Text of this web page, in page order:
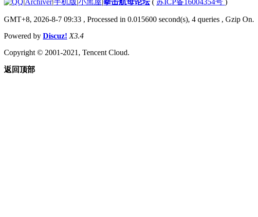
GMT+8, 2026-8-7 09:33 , Processed in 0.015600 second(s), 4 queries , Gzip On.
Powered by Discuz! X3.4
Copyright © 2001-2021, Tencent Cloud.
返回顶部